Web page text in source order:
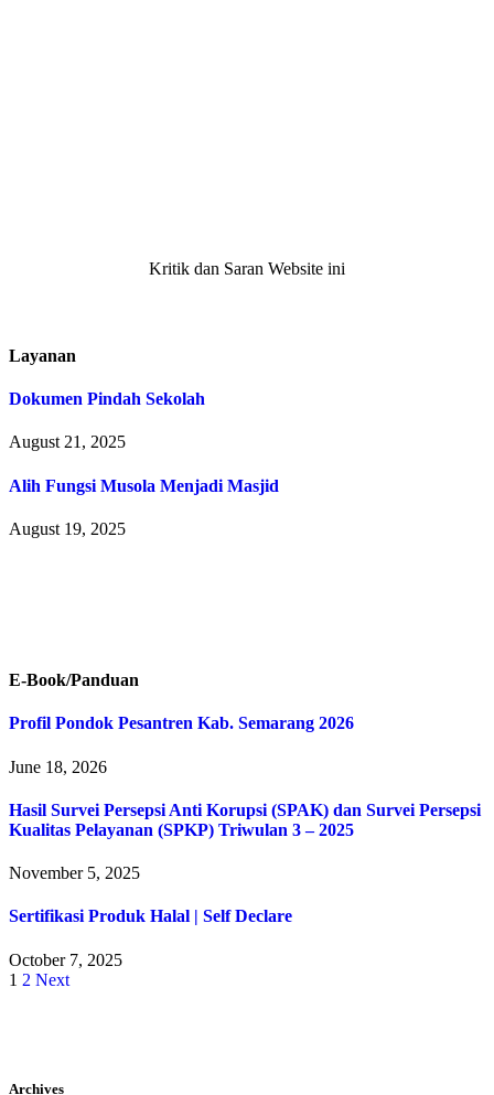
Kritik dan Saran Website ini
Layanan
Dokumen Pindah Sekolah
August 21, 2025
Alih Fungsi Musola Menjadi Masjid
August 19, 2025
E-Book/Panduan
Profil Pondok Pesantren Kab. Semarang 2026
June 18, 2026
Hasil Survei Persepsi Anti Korupsi (SPAK) dan Survei Persepsi
Kualitas Pelayanan (SPKP) Triwulan 3 – 2025
November 5, 2025
Sertifikasi Produk Halal | Self Declare
October 7, 2025
1 2 Next
Archives